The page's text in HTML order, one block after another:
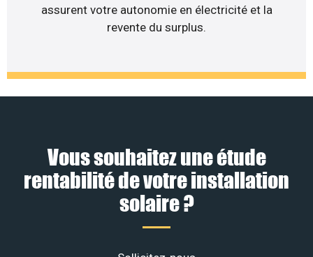
assurent votre autonomie en électricité et la
revente du surplus.
Vous souhaitez une étude
rentabilité de votre installation
solaire ?